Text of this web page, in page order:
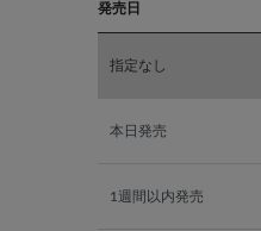
K10ピンクゴールド
K18ピンクゴールド
発売日
指定なし
本日発売
1週間以内発売